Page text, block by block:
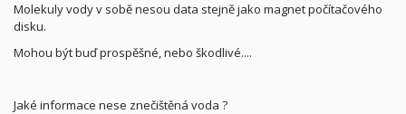
Molekuly vody v sobě nesou data stejně jako magnet počítačového
disku.
Mohou být buď prospěšné, nebo škodlivé....
Jaké informace nese znečištěná voda ?